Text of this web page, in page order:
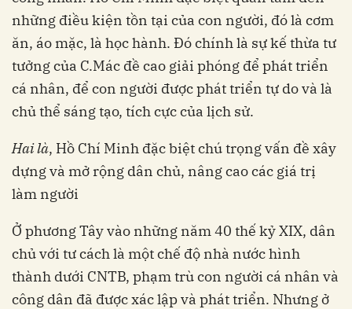
những điều kiện tồn tại của con người, đó là cơm
ăn, áo mặc, là học hành. Đó chính là sự kế thừa tư
tưởng của C.Mác đề cao giải phóng để phát triển
cá nhân, để con người được phát triển tự do và là
chủ thể sáng tạo, tích cực của lịch sử.
Hai là, Hồ Chí Minh đặc biệt chú trọng vấn đề xây
dựng và mở rộng dân chủ, nâng cao các giá trị
làm người
Ở phương Tây vào những năm 40 thế kỷ XIX, dân
chủ với tư cách là một chế độ nhà nước hình
thành dưới CNTB, phạm trù con người cá nhân và
công dân đã được xác lập và phát triển. Nhưng ở